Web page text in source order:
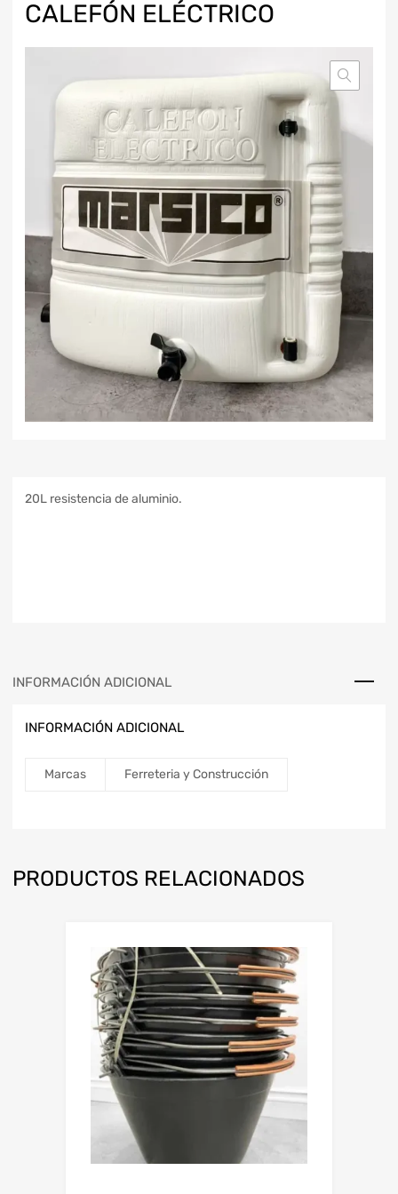
CALEFÓN ELÉCTRICO
20L resistencia de aluminio.
INFORMACIÓN ADICIONAL
INFORMACIÓN ADICIONAL
Marcas Ferreteria y Construcción
PRODUCTOS RELACIONADOS